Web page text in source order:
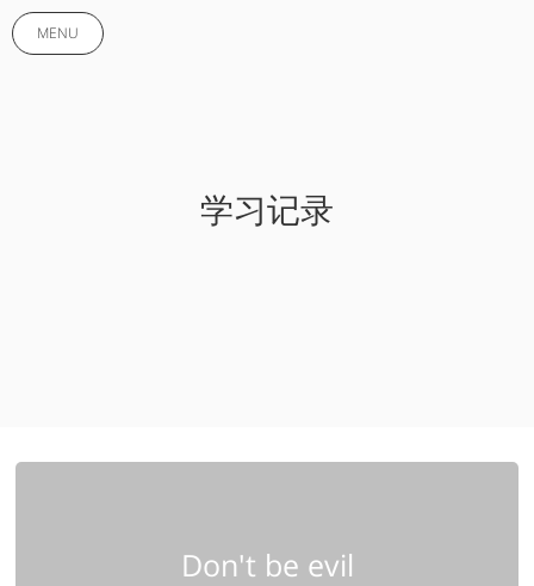
MENU
学习记录
Don't be evil